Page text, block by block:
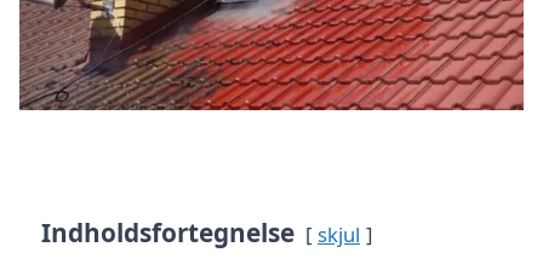
Indholdsfortegnelse skjul